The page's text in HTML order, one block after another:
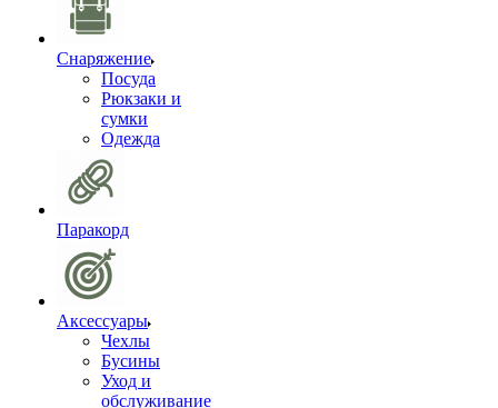
Снаряжение
Посуда
Рюкзаки и
сумки
Одежда
Паракорд
Аксессуары
Чехлы
Бусины
Уход и
обслуживание